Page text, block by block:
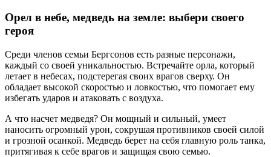
Орел в небе, медведь на земле: выбери своего
героя
Среди членов семьи Бергсонов есть разные персонажи,
каждый со своей уникальностью. Встречайте орла, который
летает в небесах, подстерегая своих врагов сверху. Он
обладает высокой скоростью и ловкостью, что помогает ему
избегать ударов и атаковать с воздуха.
А что насчет медведя? Он мощный и сильный, умеет
наносить огромный урон, сокрушая противников своей силой
и грозной осанкой. Медведь берет на себя главную роль танка,
притягивая к себе врагов и защищая свою семью.